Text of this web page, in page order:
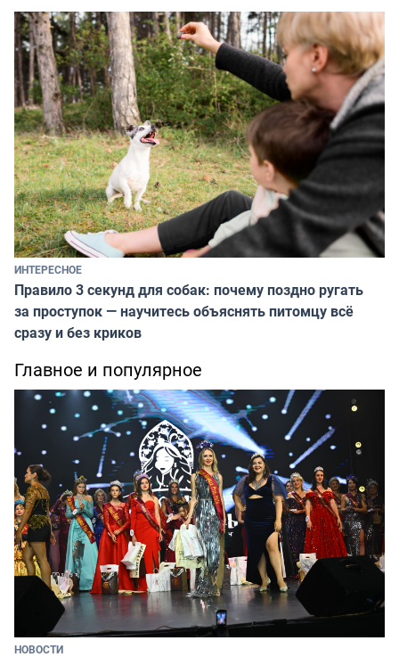
ИНТЕРЕСНОЕ
Правило 3 секунд для собак: почему поздно ругать
за проступок — научитесь объяснять питомцу всё
сразу и без криков
Главное и популярное
НОВОСТИ